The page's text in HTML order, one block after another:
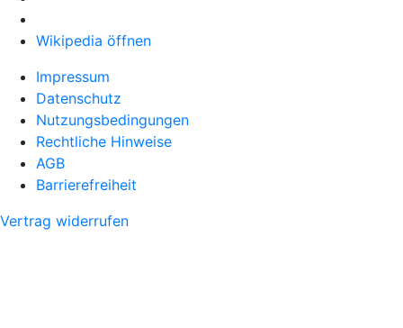
Wikipedia öffnen
Impressum
Datenschutz
Nutzungsbedingungen
Rechtliche Hinweise
AGB
Barrierefreiheit
Vertrag widerrufen